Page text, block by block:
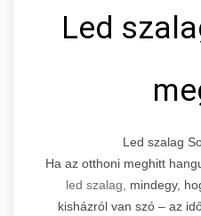
Led
Led szalag
Ha az otthoni meghitt
led szalag,
mindegy,
kisházról van szó – az